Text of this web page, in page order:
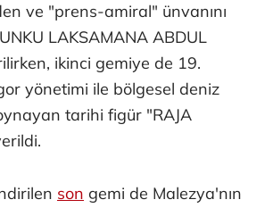
ve "prens-amiral" ünvanını
LAKSAMANA ABDUL
ikinci gemiye de 19.
yönetimi ile bölgesel deniz
tarihi figür "RAJA
son gemi de Malezya'nın